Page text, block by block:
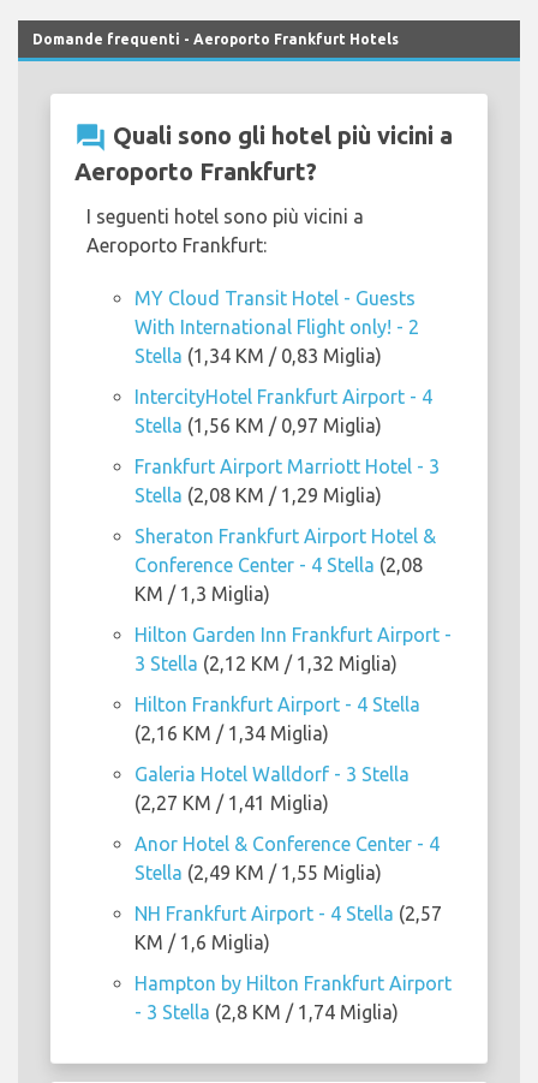
Domande frequenti - Aeroporto Frankfurt Hotels
question_answer Quali sono gli hotel più vicini a
Aeroporto Frankfurt?
I seguenti hotel sono più vicini a
Aeroporto Frankfurt:
MY Cloud Transit Hotel - Guests
With International Flight only! - 2
Stella (1,34 KM / 0,83 Miglia)
IntercityHotel Frankfurt Airport - 4
Stella (1,56 KM / 0,97 Miglia)
Frankfurt Airport Marriott Hotel - 3
Stella (2,08 KM / 1,29 Miglia)
Sheraton Frankfurt Airport Hotel &
Conference Center - 4 Stella (2,08
KM / 1,3 Miglia)
Hilton Garden Inn Frankfurt Airport -
3 Stella (2,12 KM / 1,32 Miglia)
Hilton Frankfurt Airport - 4 Stella
(2,16 KM / 1,34 Miglia)
Galeria Hotel Walldorf - 3 Stella
(2,27 KM / 1,41 Miglia)
Anor Hotel & Conference Center - 4
Stella (2,49 KM / 1,55 Miglia)
NH Frankfurt Airport - 4 Stella (2,57
KM / 1,6 Miglia)
Hampton by Hilton Frankfurt Airport
- 3 Stella (2,8 KM / 1,74 Miglia)